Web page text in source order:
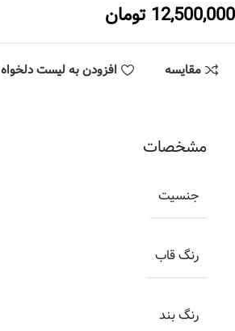
12,500,000 تومان
مقایسه افزودن به لیست دلخواه
مشخصات
جنسیت
رنگ قاب
رنگ بند